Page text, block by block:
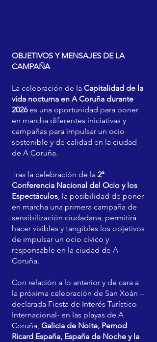
OBJETIVOS Y MENSAJES DE LA
CAMPAÑA
La celebración de la Capitalidad de la
vida nocturna en A Coruña durante
2026es una oportunidad para poner
en marcha diferentes iniciativas y
campañas para impulsar un ocio
sostenible y de calidad en la ciudad
de A Coruña.
Tras la celebración de la 2ª
Conferencia Nacional del Ocio y los
Espectáculos, la posibilidad de poner
en marcha una primera campaña de
sensibilización ciudadana, permitirá
hacer visibles y tangibles los objetivos
de impulsar un ocio cívico y
responsable en la ciudad de A
Coruña.
Con relación a lo anterior y de cara a
la próxima celebración de San Xoán –
declarada Fiesta de Interés Turístico
Internacional- en las playas de A
Coruña, Galicia de Noite, Pernod
Ricard España, España de Noche y la